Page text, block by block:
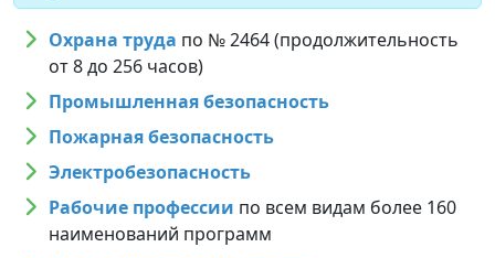
Охрана труда по № 2464 (продолжительность
от 8 до 256 часов)
Промышленная безопасность
Пожарная безопасность
Электробезопасность
Рабочие профессии по всем видам более 160
наименований программ